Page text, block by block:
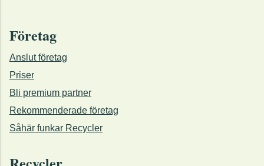
Företag
Anslut företag
Priser
Bli premium partner
Rekommenderade företag
Såhär funkar Recycler